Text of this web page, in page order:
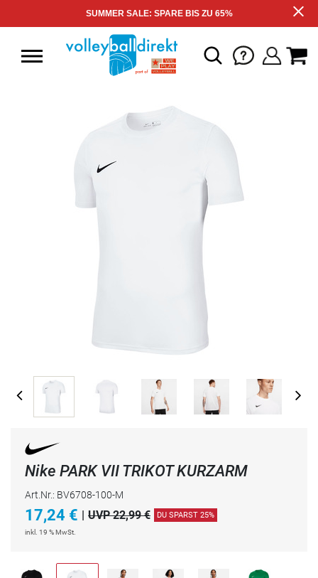
SUMMER SALE: SPARE BIS ZU 65%
Nike PARK VII TRIKOT KURZARM
Art.Nr.: BV6708-100-M
17,24 € | UVP 22,99 € DU SPARST 25%
inkl. 19 % MwSt.